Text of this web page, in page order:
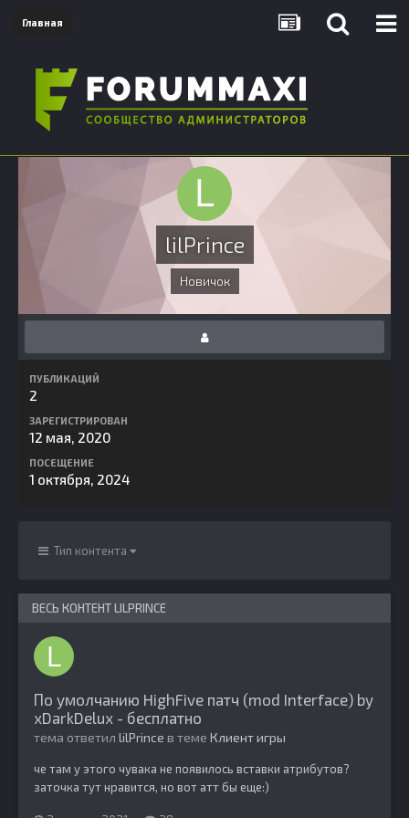
Главная
lilPrince
Новичок
ПУБЛИКАЦИЙ
2
ЗАРЕГИСТРИРОВАН
12 мая, 2020
ПОСЕЩЕНИЕ
1 октября, 2024
Тип контента
ВЕСЬ КОНТЕНТ LILPRINCE
По умолчанию HighFive патч (mod Interface) by
xDarkDelux - бесплатно
тема ответил lilPrince в теме Клиент игры
че там у этого чувака не появилось вставки атрибутов?
заточка тут нравится, но вот атт бы еще:)